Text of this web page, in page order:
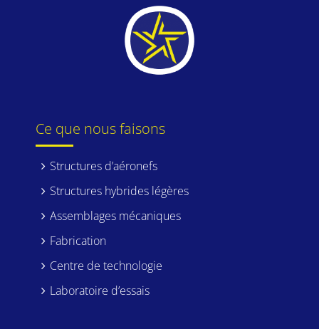
Ce que nous faisons
Structures d’aéronefs
Structures hybrides légères
Assemblages mécaniques
Fabrication
Centre de technologie
Laboratoire d’essais